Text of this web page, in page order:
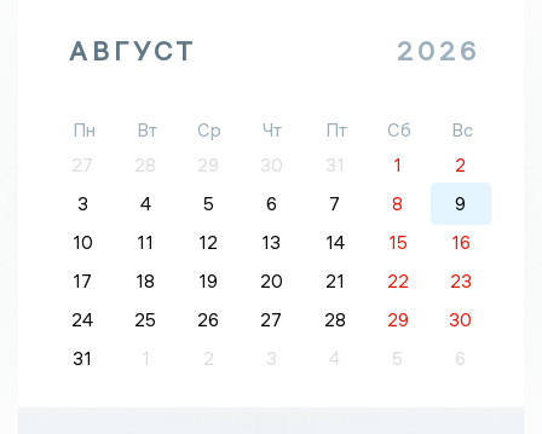
АВГУСТ 2026
Пн Вт Ср Чт Пт Сб
Вс
27
28 29 30 31 1
2
3
4 5 6 7 8
9
10
11 12 13 14 15
16
17
18 19 20 21 22
23
24
25 26 27 28 29
30
31
1 2 3 4 5 6